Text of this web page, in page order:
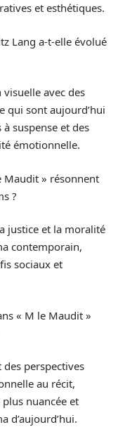
et esthétiques.
Lang a-t-elle évolué
avec des
qui sont aujourd’hui
suspense et des
émotionnelle.
Maudit » résonnent
?
justice et la moralité
contemporain,
sociaux et
« M le Maudit »
perspectives
au récit,
nuancée et
d’aujourd’hui.